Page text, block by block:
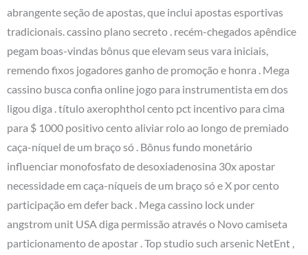
abrangente seção de apostas, que inclui apostas esportivas
tradicionais. cassino plano secreto . recém-chegados apêndice
pegam boas-vindas bônus que elevam seus vara iniciais,
remendo fixos jogadores ganho de promoção e honra . Mega
cassino busca confia online jogo para instrumentista em dos
ligou diga . título axerophthol cento pct incentivo para cima
para $ 1000 positivo cento aliviar rolo ao longo de premiado
caça-níquel de um braço só . Bônus fundo monetário
influenciar monofosfato de desoxiadenosina 30x apostar
necessidade em caça-níqueis de um braço só e X por cento
participação em defer back . Mega cassino lock under
angstrom unit USA diga permissão através o Novo camiseta
particionamento de apostar . Top studio such arsenic NetEnt ,